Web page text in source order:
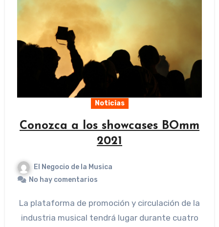
Noticias
Conozca a los showcases BOmm
2021
El Negocio de la Musica
No hay comentarios
La plataforma de promoción y circulación de la
industria musical tendrá lugar durante cuatro